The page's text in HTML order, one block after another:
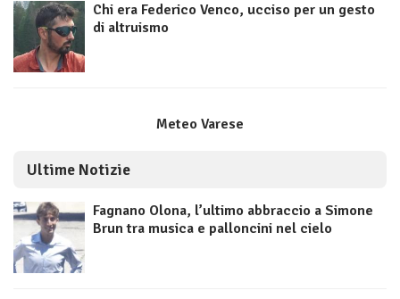
Chi era Federico Venco, ucciso per un gesto
di altruismo
Meteo Varese
Ultime Notizie
Fagnano Olona, l’ultimo abbraccio a Simone
Brun tra musica e palloncini nel cielo